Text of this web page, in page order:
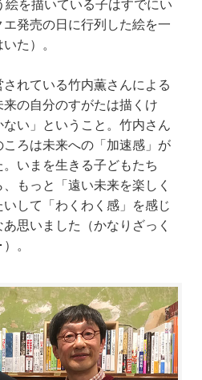
発売の日に行列した絵を一
た）。
れている竹内薫さんによる
の自分のすがたは描くけ
い」ということ。竹内さん
ろは未来への「加速感」が
いまを生きる子どもたち
もっと「遠い未来を楽しく
して「わくわく感」を感じ
思いました（かなりざっく
。